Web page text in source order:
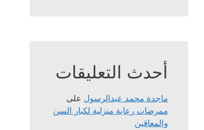
أحدث التعليقات
ماجدة محمد عبدالرسول على
ممرضات رعاية منزلية لكبار السن
والمعاقين